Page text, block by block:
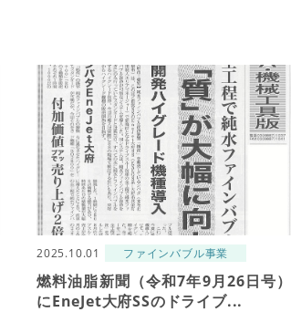
2025.10.01 ファインバブル事業
燃料油脂新聞（令和7年9月26日号）
にEneJet大府SSのドライブ...